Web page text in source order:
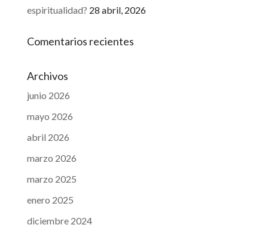
espiritualidad? 28 abril, 2026
Comentarios recientes
Archivos
junio 2026
mayo 2026
abril 2026
marzo 2026
marzo 2025
enero 2025
diciembre 2024